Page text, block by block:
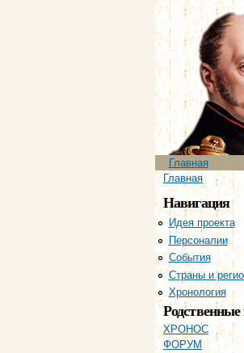
Главная
Вы здесь
Главная
Навигация
Идея проекта
Персоналии
События
Страны и
Хронология
ХРОНОС
ФОРУМ